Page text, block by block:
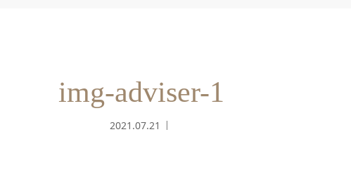
img-adviser-1
2021.07.21